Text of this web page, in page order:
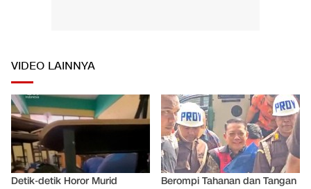
VIDEO LAINNYA
Detik-detik Horor Murid
Berompi Tahanan dan Tangan